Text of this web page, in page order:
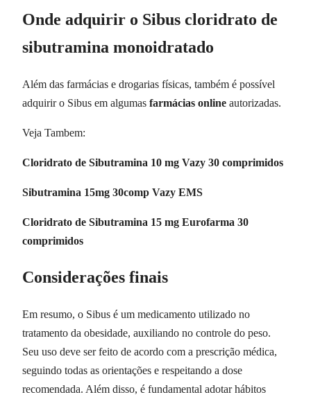
Onde adquirir o Sibus cloridrato de
sibutramina monoidratado
Além das farmácias e drogarias físicas, também é possível
adquirir o Sibus em algumas farmácias online autorizadas.
Veja Tambem:
Cloridrato de Sibutramina 10 mg Vazy 30 comprimidos
Sibutramina 15mg 30comp Vazy EMS
Cloridrato de Sibutramina 15 mg Eurofarma 30
comprimidos
Considerações finais
Em resumo, o Sibus é um medicamento utilizado no
tratamento da obesidade, auxiliando no controle do peso.
Seu uso deve ser feito de acordo com a prescrição médica,
seguindo todas as orientações e respeitando a dose
recomendada. Além disso, é fundamental adotar hábitos